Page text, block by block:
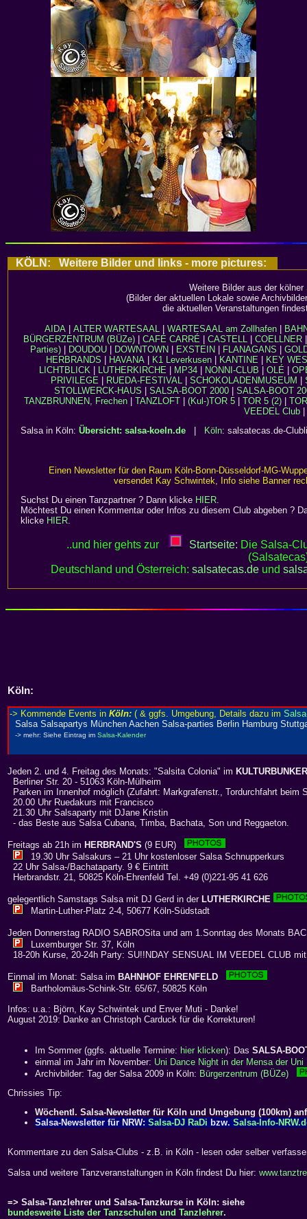
KÖLN: Weitere Bilder und links - more pictures:
Weitere Bilder aus der kölner
(Bilder der aktuellen Lokale sowie
die aktuellen Veranstaltungen
AIDA| ALTER WARTESAAL| WARTESAAL am Zollhafen|
BÜRGERZENTRUM (BÜZe)
CAFÉ CARRÉ CASTELL COELLNER
Parties)| DOUDOU| DOWNTOWN EXSTEIN FLANAGANS
HERBRANDS
HAVANA K1 Leverkusen KANTINE
KEY
LICHTBLICK
LUTHERKIRCHE MP34 NONNI-CLUB OLÉ
PRIVILEGE| RUEDA-FESTIVAL| SCHOKOLADENMUSEUM
STOLLWERCK-HAUS
SALSA-BOOT 2000
SALSA-BOOT
TANZBRUNNEN, Frechen| TANZLOFT| (Kul-)TOR 5| TOR 5 (2)|
VEEDEL Club
Salsa in Köln: Übersicht: salsa-koeln.de Köln: salsatecas.de-
Einen Newsletter für den Raum Köln-Bonn-Düsseldorf-MG-
versendet Kay Schwintek, Info siehe Banner
Suchst Du einen Tanzpartner ? Dann klicke HIER.
Möchtest Du einen Kommentar oder Infos zu diesem Club abgeben ?
klicke HIER.
..und hier gehts zur Startseite: Die Salsa-
Deutschland und Österreich: salsatecas.de und
Köln:
Jeden 2. und 4. Freitag des Monats: "Salsita Colonia" im KULTURBUNKER
Berliner Str. 20 - 51063 Köln-Mülheim
Parken im Innenhof möglich (Zufahrt: Markgrafenstr., Tordurchfahrt beim
20.00 Uhr Ruedakurs mit Francisco
21.30 Uhr Salsaparty mit DJane Kristin
- das Beste aus Salsa Cubana, Timba, Bachata, Son und Reggaeton.
Freitags ab 21h im HERBRAND'S (9 EUR)
19.30 Uhr Salsakurs – 21 Uhr kostenloser Salsa Schnupperkurs
22 Uhr Salsa-/Bachataparty. 9 € Eintritt
Herbrandstr. 21, 50825 Köln-Ehrenfeld Tel. +49 (0)221-95 41 626
gelegentlich Samstags Salsa mit DJ Gerd in der LUTHERKIRCHE
Martin-Luther-Platz 2-4, 50677 Köln-Südstadt
Jeden Donnerstag RADIO SABROSita und am 1.Sonntag des Monats
Luxemburger Str. 37, Köln
18-20h Kurse, 20-24h Party: SU!!NDAY SENSUAL IM VEEDEL CLUB
Einmal im Monat: Salsa im BAHNHOF EHRENFELD
Bartholomäus-Schink-Str. 65/67, 50825 Köln
Infos: u.a.: Björn, Kay Schwintek und Enver Muti - Danke!
August 2019: Danke an Christoph Carduck für die Korrekturen!
Im Sommer (ggfs. aktuelle Termine: hier klicken): Das SALSA-
einmal im Jahr im November: Uni Dance Night in der Mensa der
Archivbilder: Tag der Salsa 2009 in Köln: Bürgerzentrum (BÜZe)
Chrissies Tip:
Wöchentl. Salsa-Newsletter für Köln und Umgebung (100km)
Salsa-Newsletter für NRW: Salsa-DJ RaDi bzw. Salsa-Info-
Kommentare zu den Salsa-Clubs - z.B. in Köln - lesen oder selber
Salsa und weitere Tanzveranstaltungen in Köln findest Du hier:
=> Salsa-Tanzlehrer und Salsa-Tanzkurse in Köln: siehe
bundesweite Liste der Tanzschulen und Tanzlehrer.